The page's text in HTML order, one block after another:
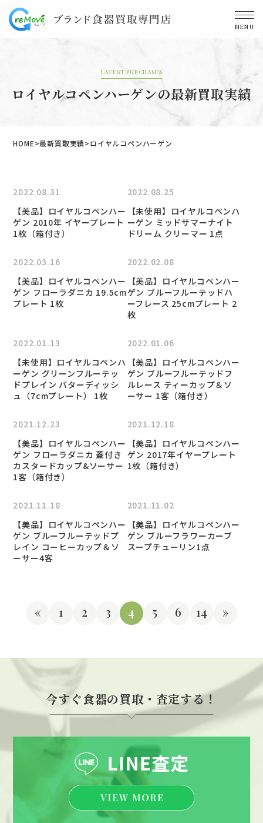
MENU
LATEST PURCHASES
ロイヤルコペンハーゲンの最新買取実績
HOME 最新買取実績 ロイヤルコペンハーゲン
2022.08.31
【美品】ロイヤルコペンハー
ゲン 2010年 イヤープレート
1枚（箱付き）
2022.08.25
【未使用】ロイヤルコペンハ
ーゲン ミッドサマーナイト
ドリーム クリーマー 1点
2022.03.16
【美品】ロイヤルコペンハー
ゲン フローラダニカ 19.5cm
プレート 1枚
2022.02.08
【美品】ロイヤルコペンハー
ゲン ブルーフルーテッドハ
ーフレース 25cmプレート 2
枚
2022.01.13
【未使用】ロイヤルコペンハ
ーゲン グリーンフルーテッ
ドプレイン バターディッシ
ュ（7cmプレート） 1枚
2022.01.06
【美品】ロイヤルコペンハー
ゲン ブルーフルーテッドフ
ルレース ティーカップ＆ソ
ーサー 1客（箱付き）
2021.12.23
【美品】ロイヤルコペンハー
ゲン フローラダニカ 蓋付き
カスタードカップ&ソーサー
1客（箱付き）
2021.12.18
【美品】ロイヤルコペンハー
ゲン 2017年イヤープレート
1枚（箱付き）
2021.11.18
【美品】ロイヤルコペンハー
ゲン ブルーフルーテッドプ
レイン コーヒーカップ＆ソ
ーサー4客
2021.11.02
【美品】ロイヤルコペンハー
ゲン ブルーフラワーカーブ
スープチューリン1点
« 1 2 3 4 5 6 14 »
今すぐ食器の買取・査定する！